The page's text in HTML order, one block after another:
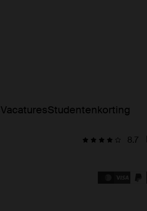
VacaturesStudentenkorting
8.7